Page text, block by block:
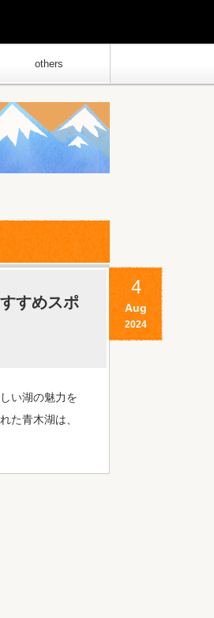
others
4
Aug
2024
すめスポ
い湖の魅力を
た青木湖は、